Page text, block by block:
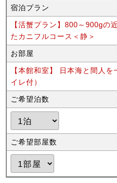
宿泊プラン
【活蟹プラン】800～900gの
たカニフルコース＜静＞
お部屋
【本館和室】 日本海と間人
イレ付）
ご希望泊数
ご希望部屋数